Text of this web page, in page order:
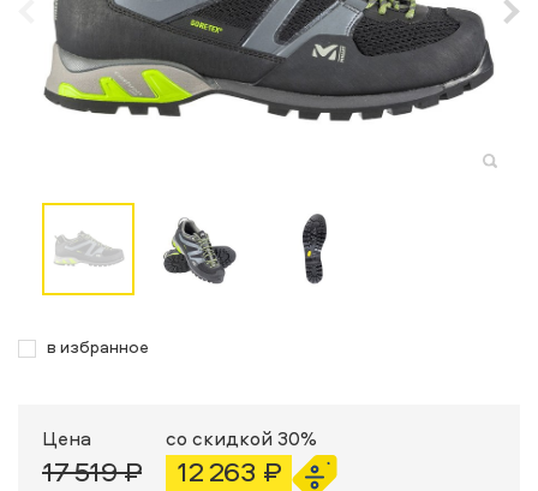
в избранное
Цена
17 519 ₽
со скидкой 30%
12 263 ₽